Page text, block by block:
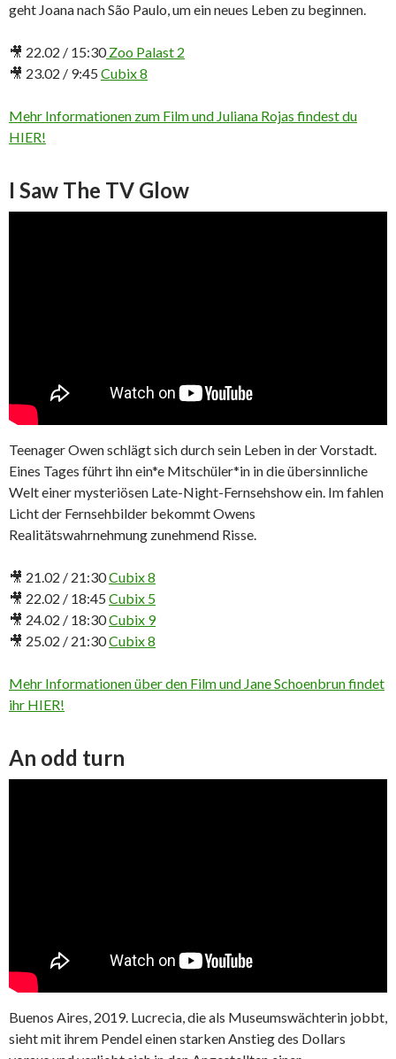
geht Joana nach São Paulo, um ein neues Leben zu beginnen.
🎥 22.02 / 15:30Zoo Palast 2
🎥 23.02 / 9:45 Cubix 8
Mehr Informationen zum Film und Juliana Rojas findest du
HIER!
I Saw The TV Glow
Teenager Owen schlägt sich durch sein Leben in der Vorstadt.
Eines Tages führt ihn ein*e Mitschüler*in in die übersinnliche
Welt einer mysteriösen Late-Night-Fernsehshow ein. Im fahlen
Licht der Fernsehbilder bekommt Owens
Realitätswahrnehmung zunehmend Risse.
🎥 21.02 / 21:30Cubix 8
🎥 22.02 / 18:45 Cubix 5
🎥 24.02 / 18:30Cubix 9
🎥 25.02 / 21:30Cubix 8
Mehr Informationen über den Film und Jane Schoenbrun findet
ihr HIER!
An odd turn
Buenos Aires, 2019. Lucrecia, die als Museumswächterin jobbt,
sieht mit ihrem Pendel einen starken Anstieg des Dollars